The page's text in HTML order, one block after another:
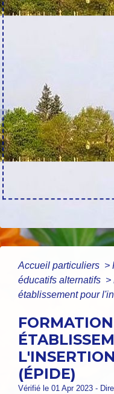
Accueil particuliers >
éducatifs alternatifs >
établissement pour
(ÉPIDE)
Vérifié le 01 Apr 2023 -